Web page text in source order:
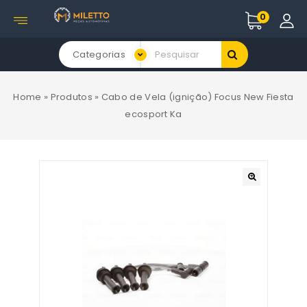
0
Categorias
Home » Produtos » Cabo de Vela (ignição) Focus New Fiesta
ecosport Ka